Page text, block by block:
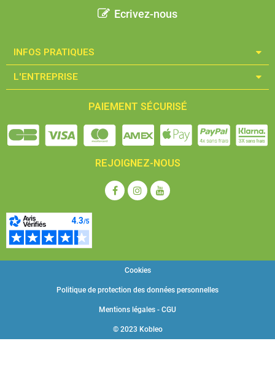
Ecrivez-nous
INFOS PRATIQUES​
L'ENTREPRISE​
PAIEMENT SÉCURISÉ
REJOIGNEZ-NOUS
© 2023 Kobleo
Mentions légales - CGU
Politique de protection des données personnelles
Cookies